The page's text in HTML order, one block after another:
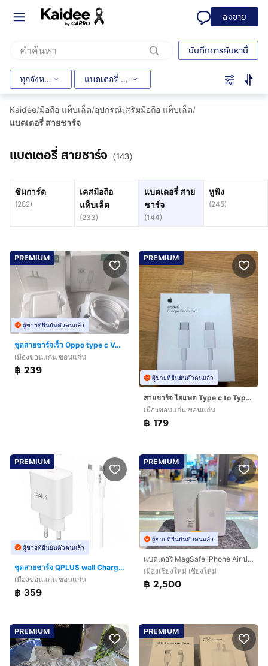
ลงขาย
บันทึกการค้นหานี้
ทุกจังหวัด แบตเตอรี่ สายชาร์จ
Kaidee/มือถือ แท็บเล็ต/อุปกรณ์เสริมมือถือ แท็บเล็ต/
แบตเตอรี่ สายชาร์จ
แบตเตอรี่ สายชาร์จ (143)
ซิมการ์ด
(282)
เคสมือถือ
แท็บเล็ต
(233)
แบตเตอรี่ สาย
ชาร์จ
(144)
หูฟัง
(245)
PREMIUM
ผู้ขายที่ยืนยันตัวตนแล้ว
ชุดสายชาร์จเร็ว Oppo type c Vooc
เมืองขอนแก่น ขอนแก่น
฿ 239
PREMIUM
ผู้ขายที่ยืนยันตัวตนแล้ว
สายชาร์จ ไอแพด Type c to Type c
เมืองขอนแก่น ขอนแก่น
฿ 179
PREMIUM
ผู้ขายที่ยืนยันตัวตนแล้ว
ชุดสายชาร์จ QPLUS wall Charger usb c 20w พร้อมสายชาร์จ usb c to lighting 1 m
เมืองขอนแก่น ขอนแก่น
฿ 359
PREMIUM
ผู้ขายที่ยืนยันตัวตนแล้ว
แบตเตอรี่ MagSafe iPhone Air ประกันศูนย์เกือบปี
เมืองเชียงใหม่ เชียงใหม่
฿ 2,500
PREMIUM PREMIUM